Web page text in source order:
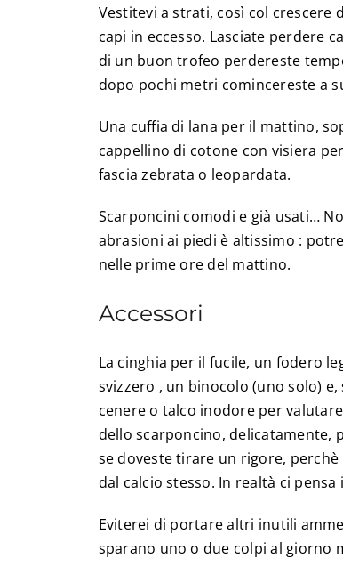
Vestitevi a strati, così col
capi in eccesso. Lasciate perdere
di un buon trofeo perdereste
dopo pochi metri comincereste a
Una cuffia di lana per il mattino,
cappellino di cotone con visiera
fascia zebrata o leopardata.
Scarponcini comodi e già usati…
abrasioni ai piedi è altissimo :
nelle prime ore del mattino.
Accessori
La cinghia per il fucile, un fodero
svizzero , un binocolo (uno solo)
cenere o talco inodore per
dello scarponcino, delicatamente,
se doveste tirare un rigore,
dal calcio stesso. In realtà ci
Eviterei di portare altri inutili
sparano uno o due colpi al giorno